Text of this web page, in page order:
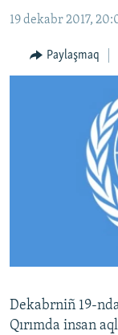
Qıdıruvğa
MEDENİYET
İNSAN AQLARI
19 dekabr 2017,
Paylaşmaq
Dekabrniñ 19-
Qırımda insan